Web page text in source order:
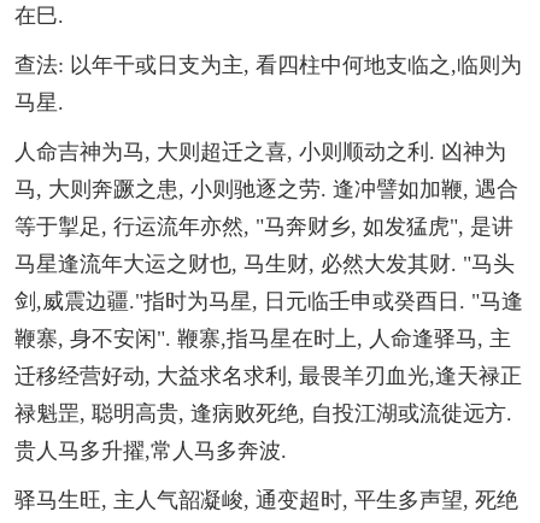
在巳.
查法: 以年干或日支为主, 看四柱中何地支临之,临则为
马星.
人命吉神为马, 大则超迁之喜, 小则顺动之利. 凶神为
马, 大则奔蹶之患, 小则驰逐之劳. 逢冲譬如加鞭, 遇合
等于掣足, 行运流年亦然, "马奔财乡, 如发猛虎", 是讲
马星逢流年大运之财也, 马生财, 必然大发其财. "马头
剑,威震边疆."指时为马星, 日元临壬申或癸酉日. "马逢
鞭寨, 身不安闲". 鞭寨,指马星在时上, 人命逢驿马, 主
迁移经营好动, 大益求名求利, 最畏羊刃血光,逢天禄正
禄魁罡, 聪明高贵, 逢病败死绝, 自投江湖或流徙远方.
贵人马多升擢,常人马多奔波.
驿马生旺, 主人气韶凝峻, 通变超时, 平生多声望, 死绝